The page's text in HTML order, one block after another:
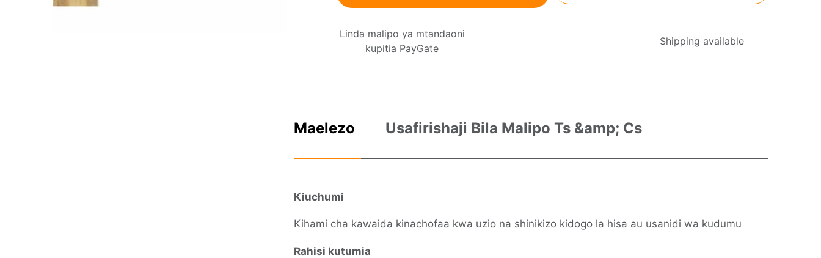
bidhaa
kwenye
Linda malipo ya mtandaoni
kupitia PayGate
Shipping available
Maelezo Usafirishaji Bila Malipo Ts &amp; Cs
Kiuchumi
Kihami cha kawaida kinachofaa kwa uzio na shinikizo kidogo la hisa au usanidi wa kudumu
Rahisi kutumia